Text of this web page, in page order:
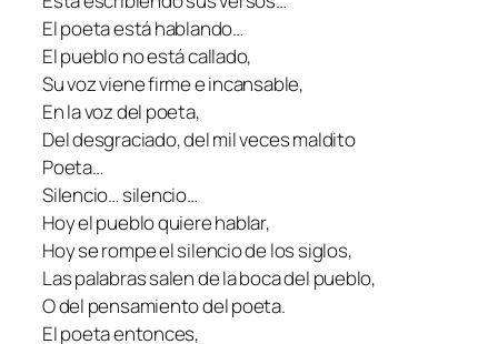
El poeta está hablando…
El pueblo no está callado,
Su voz viene firme e incansable,
En la voz del poeta,
Del desgraciado, del mil veces maldito
Poeta…
Silencio… silencio…
Hoy el pueblo quiere hablar,
Hoy se rompe el silencio de los siglos,
Las palabras salen de la boca del pueblo,
O del pensamiento del poeta.
El poeta entonces,